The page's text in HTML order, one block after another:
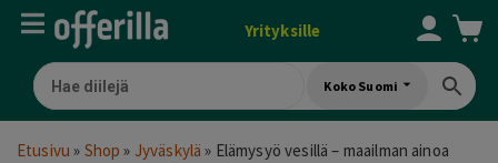
Yrityksille
Koko Suomi
Etusivu » Shop » Jyväskylä » Elämysyö vesillä – maailman ainoa